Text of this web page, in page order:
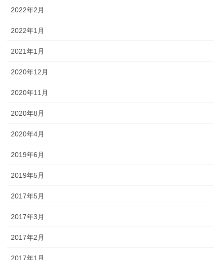
2022年2月
2022年1月
2021年1月
2020年12月
2020年11月
2020年8月
2020年4月
2019年6月
2019年5月
2017年5月
2017年3月
2017年2月
2017年1月